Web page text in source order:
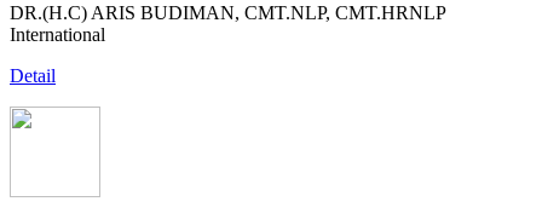
DR.(H.C) ARIS BUDIMAN, CMT.NLP, CMT.HRNLP
International
Detail